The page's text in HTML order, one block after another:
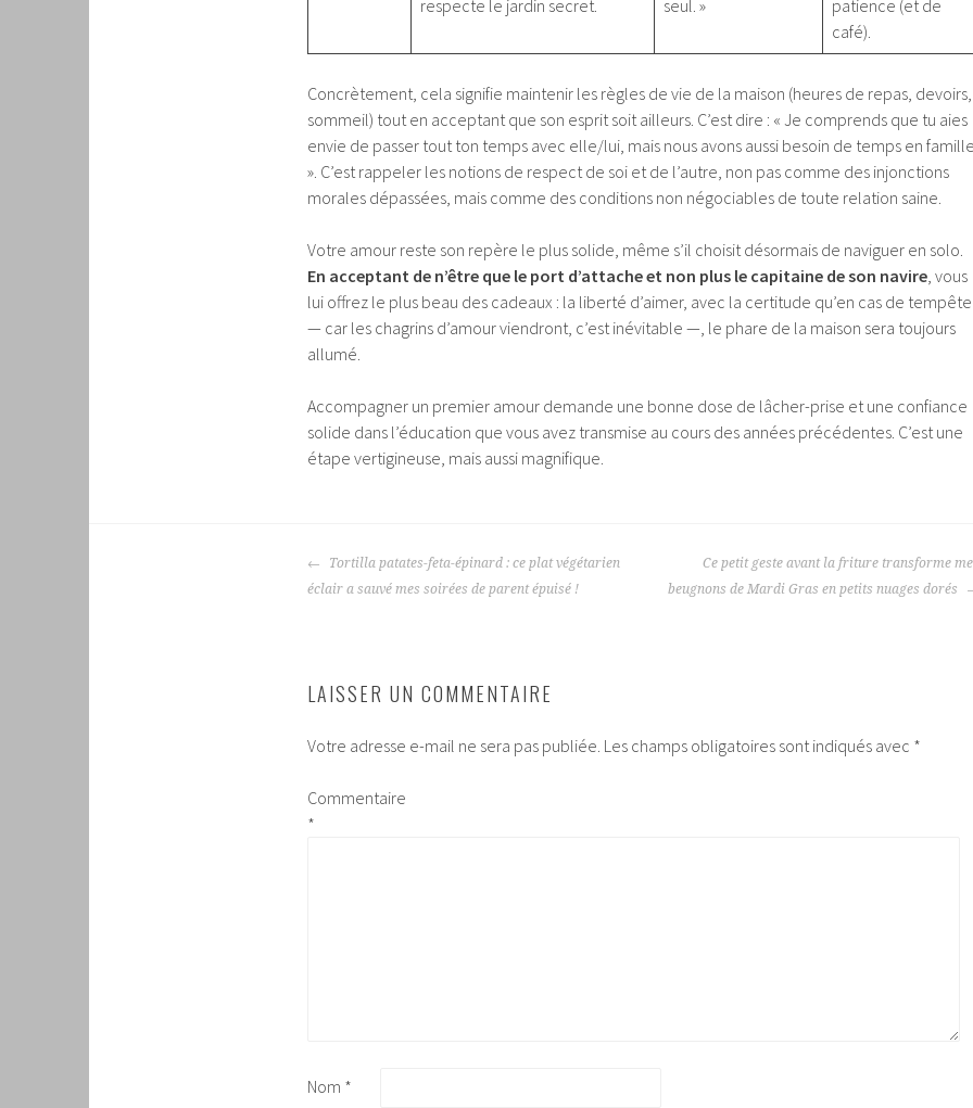
respecte le jardin secret.
seul. »
patience (et de
café).
Concrètement, cela signifie maintenir les règles de vie de la maison (heures de repas, devoirs,
sommeil) tout en acceptant que son esprit soit ailleurs. C’est dire : « Je comprends que tu aies
envie de passer tout ton temps avec elle/lui, mais nous avons aussi besoin de temps en
». C’est rappeler les notions de respect de soi et de l’autre, non pas comme des injonctions
morales dépassées, mais comme des conditions non négociables de toute relation saine.
Votre amour reste son repère le plus solide, même s’il choisit désormais de naviguer en solo.
En acceptant de n’être que le port d’attache et non plus le capitaine de son navire, vous
lui offrez le plus beau des cadeaux : la liberté d’aimer, avec la certitude qu’en cas de tempête
— car les chagrins d’amour viendront, c’est inévitable —, le phare de la maison sera toujours
allumé.
Accompagner un premier amour demande une bonne dose de lâcher-prise et une confiance
solide dans l’éducation que vous avez transmise au cours des années précédentes. C’est une
étape vertigineuse, mais aussi magnifique.
NAVIGATION
DES
Tortilla patates-feta-épinard : ce plat végétarien
éclair a sauvé mes soirées de parent épuisé !
Ce petit geste avant la friture transforme
beugnons de Mardi Gras en petits nuages dorés
LAISSER UN COMMENTAIRE
Votre adresse e-mail ne sera pas publiée. Les champs obligatoires sont indiqués avec *
Commentaire
*
Nom *